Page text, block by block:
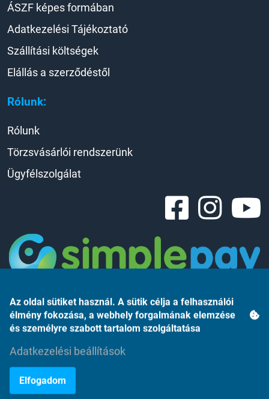
Rólunk:
ÁSZF képes formában
Adatkezelési Tájékoztató
Szállítási költségek
Elállás a szerződéstől
Rólunk
Törzsvásárlói rendszerünk
Ügyfélszolgálat
©2023 Monte Rosso Kft.
Az oldal sütiket használ. A sütik célja a felhasználói
élmény fokozása, a webhely forgalmának elemzése
és személyre szabott tartalom szolgáltatása
Adatkezelési beállítások
Elfogadom